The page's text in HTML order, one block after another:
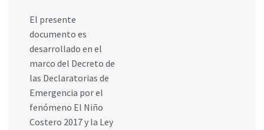
El presente
documento es
desarrollado en el
marco del Decreto de
las Declaratorias de
Emergencia por el
fenómeno El Niño
Costero 2017 y la Ley